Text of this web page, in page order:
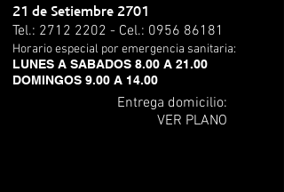
21 de Setiembre 2701
Tel.: 2712 2202 - Cel.: 0956 86181
Horario especial por emergencia sanitaria:
LUNES A SABADOS 8.00 A 21.00
DOMINGOS 9.00 A 14.00
Entrega domicilio:
VER PLANO